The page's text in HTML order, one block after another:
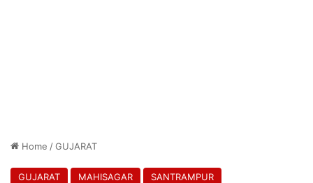
Home /GUJARAT
GUJARAT MAHISAGAR SANTRAMPUR